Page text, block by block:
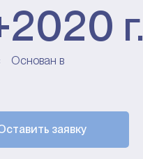
2020 г.
Основан в
заявку